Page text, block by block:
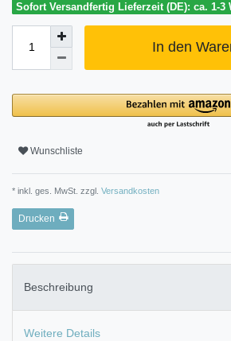
Sofort Versandfertig Lieferzeit (DE): ca. 1-3
In den
Wunschliste
* inkl. ges. MwSt. zzgl. Versandkosten
Drucken
Beschreibung
Weitere Details